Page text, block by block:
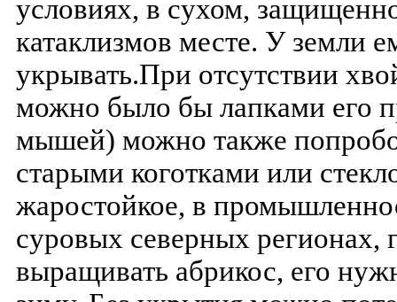
условиях, в сухом,
катаклизмов месте. У земли
укрывать.При отсутствии
можно было бы лапками его
мышей) можно также
старыми коготками или
жаростойкое, в
суровых северных регионах,
выращивать абрикос, его